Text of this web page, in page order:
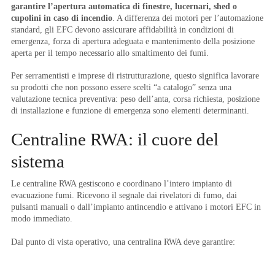
garantire l’apertura automatica di finestre, lucernari, shed o
cupolini in caso di incendio . A differenza dei motori per l’automazione
standard, gli EFC devono assicurare affidabilità in condizioni di
emergenza, forza di apertura adeguata e mantenimento della posizione
aperta per il tempo necessario allo smaltimento dei fumi.
Per serramentisti e imprese di ristrutturazione, questo significa lavorare
su prodotti che non possono essere scelti “a catalogo” senza una
valutazione tecnica preventiva: peso dell’anta, corsa richiesta, posizione
di installazione e funzione di emergenza sono elementi determinanti.
Centraline RWA: il cuore del
sistema
Le centraline RWA gestiscono e coordinano l’intero impianto di
evacuazione fumi. Ricevono il segnale dai rivelatori di fumo, dai
pulsanti manuali o dall’impianto antincendio e attivano i motori EFC in
modo immediato.
Dal punto di vista operativo, una centralina RWA deve garantire: